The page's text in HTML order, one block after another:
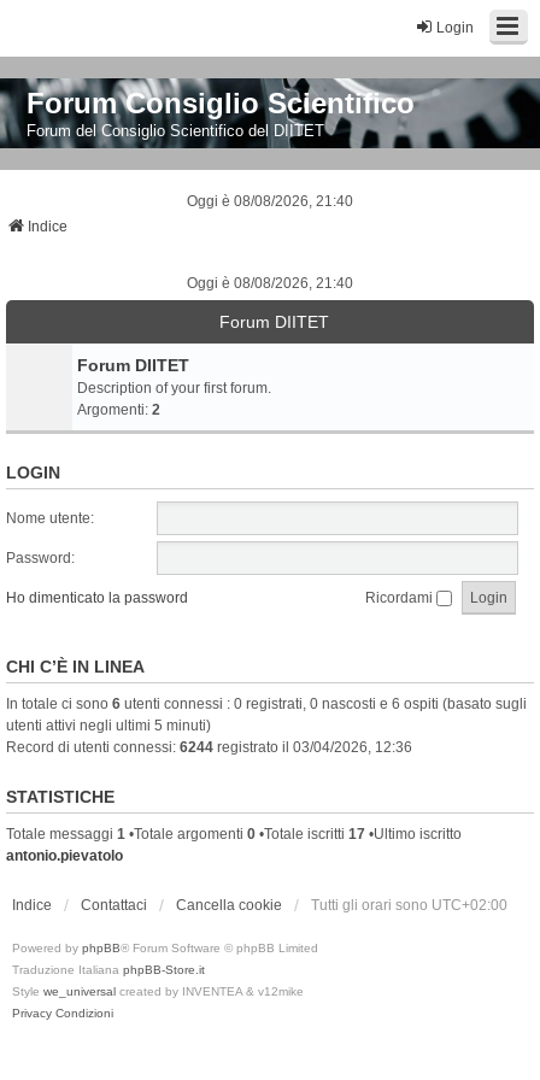
Login
Forum Consiglio Scientifico
Forum del Consiglio Scientifico del DIITET
Oggi è 08/08/2026, 21:40
Indice
Oggi è 08/08/2026, 21:40
Forum DIITET
Forum DIITET
Description of your first forum.
Argomenti: 2
LOGIN
Nome utente:
Password:
Ho dimenticato la password Ricordami
CHI C’È IN LINEA
In totale ci sono 6 utenti connessi : 0 registrati, 0 nascosti e 6 ospiti (basato sugli
utenti attivi negli ultimi 5 minuti)
Record di utenti connessi: 6244 registrato il 03/04/2026, 12:36
STATISTICHE
Totale messaggi 1 •Totale argomenti 0 •Totale iscritti 17 •Ultimo iscritto
antonio.pievatolo
Indice Contattaci Cancella cookie Tutti gli orari sono UTC+02:00
Powered by phpBB® Forum Software © phpBB Limited
Traduzione Italiana phpBB-Store.it
Style we_universal created by INVENTEA & v12mike
Privacy Condizioni